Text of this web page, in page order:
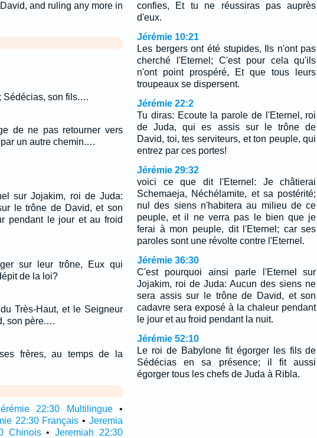
and ruling any more in
Sédécias, son fils.…
de ne pas retourner vers
un autre chemin.…
sur Jojakim, roi de Juda:
le trône de David, et son
pendant le jour et au froid
sur leur trône, Eux qui
de la loi?
Très-Haut, et le Seigneur
son père.…
frères, au temps de la
22:30 Multilingue•
22:30 Français • Jeremia
Chinois•Jeremiah 22:30
confies, Et tu ne réussiras pas auprès
d'eux.
Jérémie 10:21
Les bergers ont été stupides, Ils n'ont pas
cherché l'Eternel; C'est pour cela qu'ils
n'ont point prospéré, Et que tous leurs
troupeaux se dispersent.
Jérémie 22:2
Tu diras: Ecoute la parole de l'Eternel, roi
de Juda, qui es assis sur le trône de
David, toi, tes serviteurs, et ton peuple, qui
entrez par ces portes!
Jérémie 29:32
voici ce que dit l'Eternel: Je châtierai
Schemaeja, Néchélamite, et sa postérité;
nul des siens n'habitera au milieu de ce
peuple, et il ne verra pas le bien que je
ferai à mon peuple, dit l'Eternel; car ses
paroles sont une révolte contre l'Eternel.
Jérémie 36:30
C'est pourquoi ainsi parle l'Eternel sur
Jojakim, roi de Juda: Aucun des siens ne
sera assis sur le trône de David, et son
cadavre sera exposé à la chaleur pendant
le jour et au froid pendant la nuit.
Jérémie 52:10
Le roi de Babylone fit égorger les fils de
Sédécias en sa présence; il fit aussi
égorger tous les chefs de Juda à Ribla.